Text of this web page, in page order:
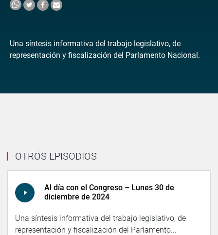
Una síntesis informativa del trabajo legislativo, de
representación y fiscalización del Parlamento Nacional.
OTROS EPISODIOS
Al día con el Congreso – Lunes 30 de
diciembre de 2024
Una síntesis informativa del trabajo legislativo, de
representación y fiscalización del Parlamento...